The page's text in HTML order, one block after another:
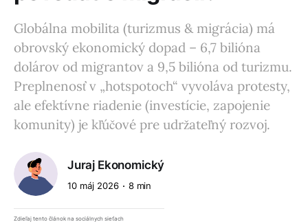
Globálna mobilita (turizmus & migrácia) má
obrovský ekonomický dopad – 6,7 bilióna
dolárov od migrantov a 9,5 bilióna od turizmu.
Preplnenosť v „hotspotoch“ vyvoláva protesty,
ale efektívne riadenie (investície, zapojenie
komunity) je kľúčové pre udržateľný rozvoj.
Juraj Ekonomický
10 máj 2026 8 min
Zdieľaj tento článok na sociálnych sieťach